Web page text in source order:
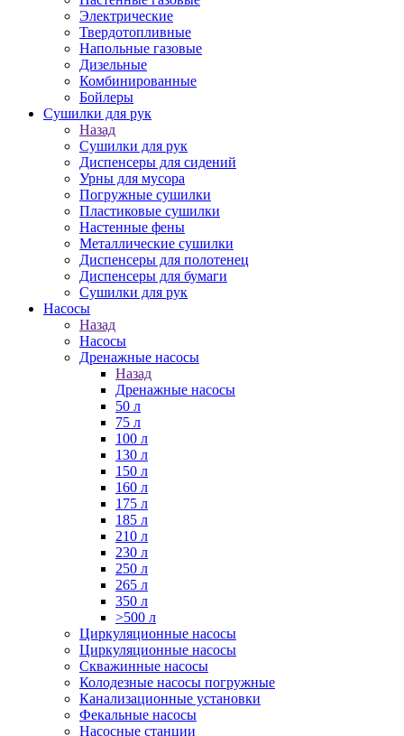
Электрические
Твердотопливные
Напольные газовые
Дизельные
Комбинированные
Бойлеры
Сушилки для рук
Назад
Сушилки для рук
Диспенсеры для сидений
Урны для мусора
Погружные сушилки
Пластиковые сушилки
Настенные фены
Металлические сушилки
Диспенсеры для полотенец
Диспенсеры для бумаги
Сушилки для рук
Насосы
Назад
Насосы
Дренажные насосы
Назад
Дренажные насосы
50 л
75 л
100 л
130 л
150 л
160 л
175 л
185 л
210 л
230 л
250 л
265 л
350 л
>500 л
Циркуляционные насосы
Циркуляционные насосы
Скважинные насосы
Колодезные насосы погружные
Канализационные установки
Фекальные насосы
Насосные станции